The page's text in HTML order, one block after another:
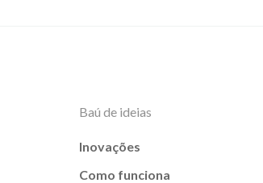
Baú de ideias
Inovações
Como funciona